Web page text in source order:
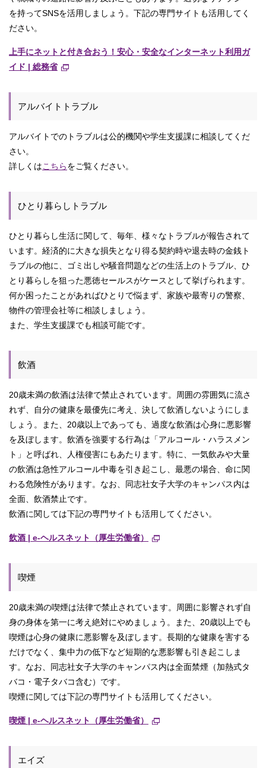
を持ってSNSを活用しましょう。下記の専門サイトも活用してく
ださい。
上手にネットと付き合おう！安心・安全なインターネット利用ガ
イド | 総務省
アルバイトトラブル
アルバイトでのトラブルは公的機関や学生支援課に相談してくだ
さい。
詳しくはこちらをご覧ください。
ひとり暮らしトラブル
ひとり暮らし生活に関して、毎年、様々なトラブルが報告されて
います。経済的に大きな損失となり得る契約時や退去時の金銭ト
ラブルの他に、ゴミ出しや騒音問題などの生活上のトラブル、ひ
とり暮らしを狙った悪徳セールスがケースとして挙げられます。
何か困ったことがあればひとりで悩まず、家族や最寄りの警察、
物件の管理会社等に相談しましょう。
また、学生支援課でも相談可能です。
飲酒
20歳未満の飲酒は法律で禁止されています。周囲の雰囲気に流さ
れず、自分の健康を最優先に考え、決して飲酒しないようにしま
しょう。また、20歳以上であっても、過度な飲酒は心身に悪影響
を及ぼします。飲酒を強要する行為は「アルコール・ハラスメン
ト」と呼ばれ、人権侵害にもあたります。特に、一気飲みや大量
の飲酒は急性アルコール中毒を引き起こし、最悪の場合、命に関
わる危険性があります。なお、同志社女子大学のキャンパス内は
全面、飲酒禁止です。
飲酒に関しては下記の専門サイトも活用してください。
飲酒 | e-ヘルスネット（厚生労働省）
喫煙
20歳未満の喫煙は法律で禁止されています。周囲に影響されず自
身の身体を第一に考え絶対にやめましょう。また、20歳以上でも
喫煙は心身の健康に悪影響を及ぼします。長期的な健康を害する
だけでなく、集中力の低下など短期的な悪影響も引き起こしま
す。なお、同志社女子大学のキャンパス内は全面禁煙（加熱式タ
バコ・電子タバコ含む）です。
喫煙に関しては下記の専門サイトも活用してください。
喫煙 | e-ヘルスネット（厚生労働省）
エイズ